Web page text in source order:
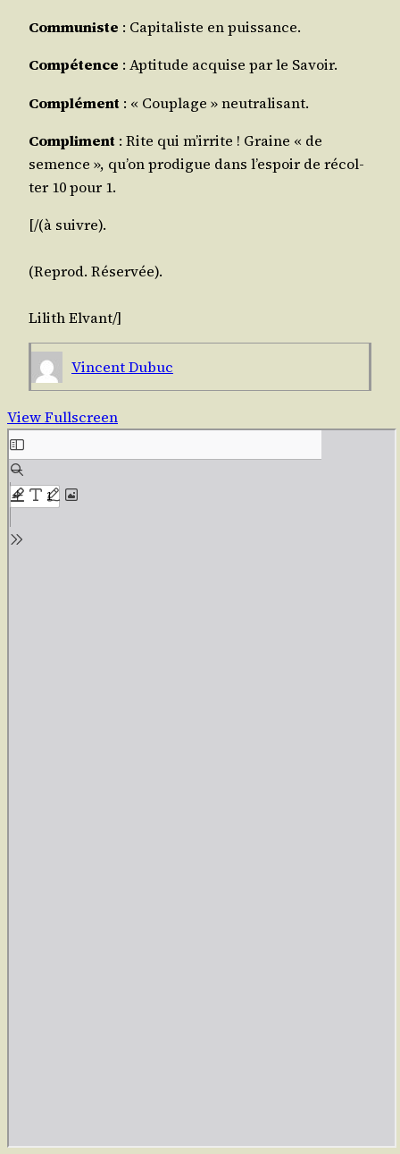
Com­mu­niste : Capi­ta­liste en puissance.
Com­pé­tence : Apti­tude acquise par le Savoir.
Com­plé­ment : « Cou­plage » neutralisant.
Com­pli­ment : Rite qui m’ir­rite ! Graine « de
semence », qu’on pro­digue dans l’es­poir de récol­
ter 10 pour 1.
[/(à suivre).
(Reprod. Réser­vée).
LilithElvant/​]
Vincent Dubuc
View Fullscreen